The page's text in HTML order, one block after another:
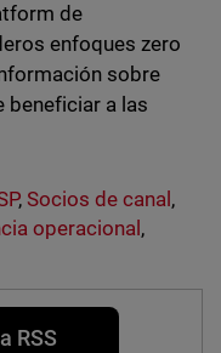
de
enfoques zero
sobre
beneficiar a las
,Socios de canal ,
operacional ,
RSS